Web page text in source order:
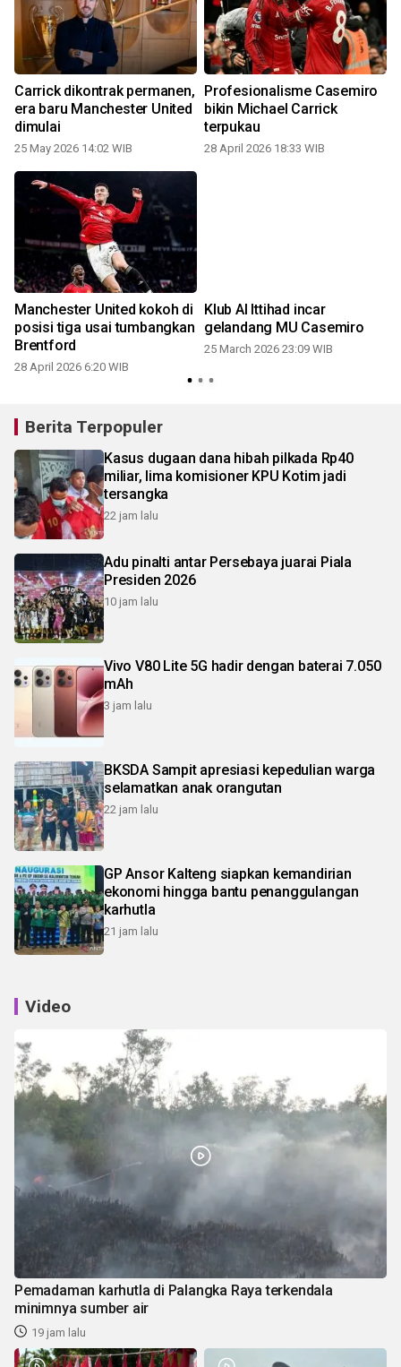
Carrick dikontrak permanen,
era baru Manchester United
dimulai
25 May 2026 14:02 WIB
Profesionalisme Casemiro
bikin Michael Carrick
terpukau
28 April 2026 18:33 WIB
Manchester United kokoh di
posisi tiga usai tumbangkan
Brentford
28 April 2026 6:20 WIB
Klub Al Ittihad incar
gelandang MU Casemiro
25 March 2026 23:09 WIB
Berita Terpopuler
Kasus dugaan dana hibah pilkada Rp40
miliar, lima komisioner KPU Kotim jadi
tersangka
22 jam lalu
Adu pinalti antar Persebaya juarai Piala
Presiden 2026
10 jam lalu
Vivo V80 Lite 5G hadir dengan baterai 7.050
mAh
3 jam lalu
BKSDA Sampit apresiasi kepedulian warga
selamatkan anak orangutan
22 jam lalu
GP Ansor Kalteng siapkan kemandirian
ekonomi hingga bantu penanggulangan
karhutla
21 jam lalu
Video
Pemadaman karhutla di Palangka Raya terkendala
minimnya sumber air
19 jam lalu